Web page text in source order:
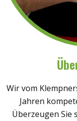
Wir vom
Jahren
Überzeugen Sie